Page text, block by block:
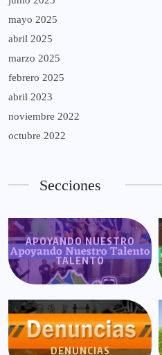
mayo 2025
abril 2025
marzo 2025
febrero 2025
abril 2023
noviembre 2022
octubre 2022
Secciones
APOYANDO NUESTRO
TALENTO
DENUNCIAS